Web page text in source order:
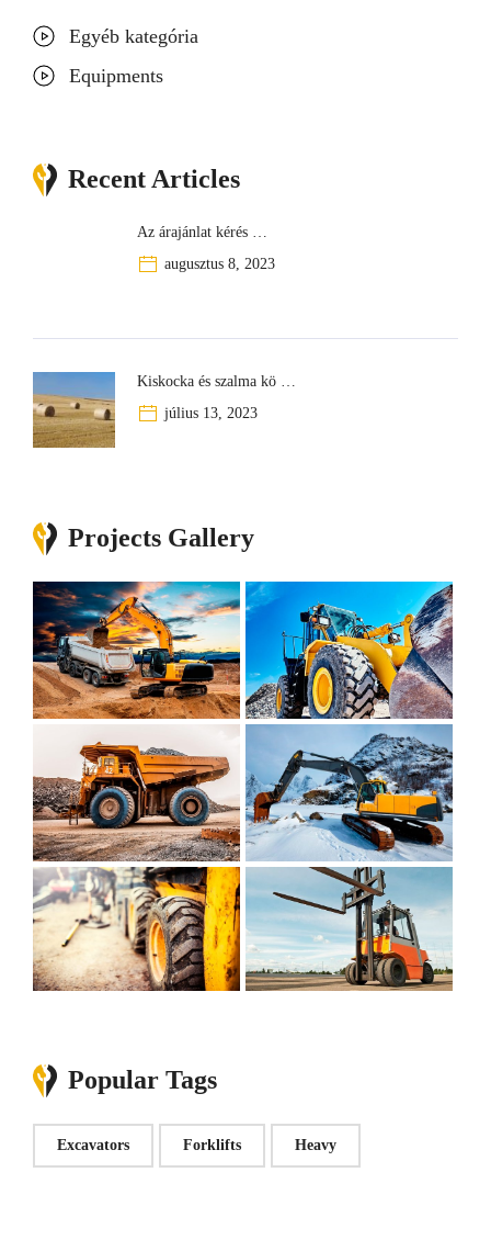
s
Egyéb kategória
Equipments
Recent Articles
Az árajánlat kérés …
augusztus 8, 2023
Kiskocka és szalma kö …
július 13, 2023
Projects Gallery
Popular Tags
Excavators Forklifts Heavy